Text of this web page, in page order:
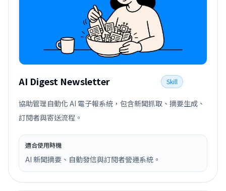
AI Digest Newsletter Skill
協助管理自動化 AI 電子報系統，包含新聞抓取、摘要生成、
訂閱者與寄送流程。
適合使用時機
AI 新聞摘要、自動發信與訂閱者營運系統。